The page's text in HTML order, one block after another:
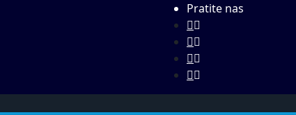
Pratite nas